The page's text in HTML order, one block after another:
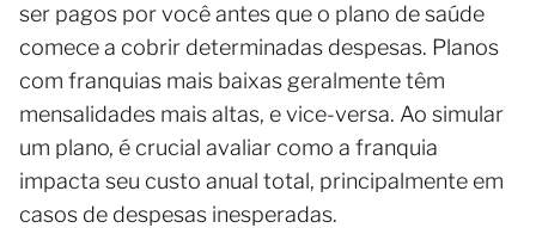
ser pagos por você antes que o plano de saúde
comece a cobrir determinadas despesas. Planos
com franquias mais baixas geralmente têm
mensalidades mais altas, e vice-versa. Ao simular
um plano, é crucial avaliar como a franquia
impacta seu custo anual total, principalmente em
casos de despesas inesperadas.